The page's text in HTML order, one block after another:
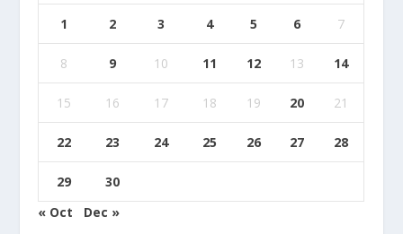
1 2 3 4 5 6 7
8 9 10 11 12 13 14
15 16 17 18 19 20 21
22 23 24 25 26 27 28
29
30
« Oct
Dec »